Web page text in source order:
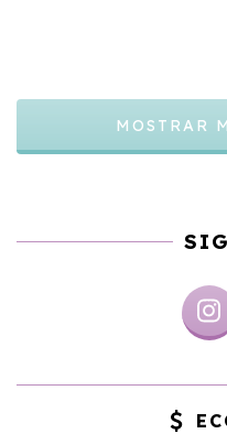
MOSTRAR